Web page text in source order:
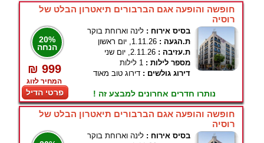
חופשה והופעה אגם הברבורים תיאטרון הבלט של
רוסיה
20%
הנחה
₪ 999
המחיר לזוג
פרטי הדיל
בסיס אירוח : לינה וארוחת בוקר
ת.הגעה : 1.11.26, יום ראשון
ת.עזיבה : 2.11.26, יום שני
מספר לילות : 1 לילות
דירוג גולשים : דירוג טוב מאוד
נותרו חדרים אחרונים למבצע זה !
חופשה והופעה אגם הברבורים תיאטרון הבלט של
רוסיה
בסיס אירוח : לינה וארוחת בוקר